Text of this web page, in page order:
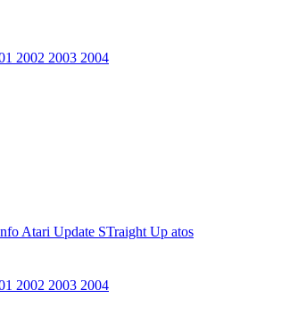
2002 2003 2004
Atari Update STraight Up atos
2002 2003 2004